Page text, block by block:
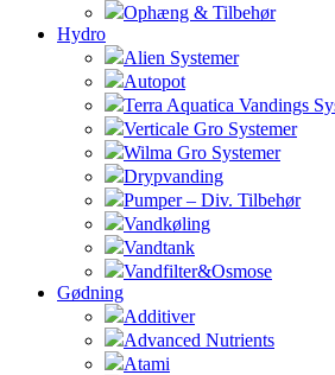
Ophæng & Tilbehør
Hydro
Alien Systemer
Autopot
Terra Aquatica Vandings
Verticale Gro Systemer
Wilma Gro Systemer
Drypvanding
Pumper – Div. Tilbehør
Vandkøling
Vandtank
Vandfilter&Osmose
Gødning
Additiver
Advanced Nutrients
Atami